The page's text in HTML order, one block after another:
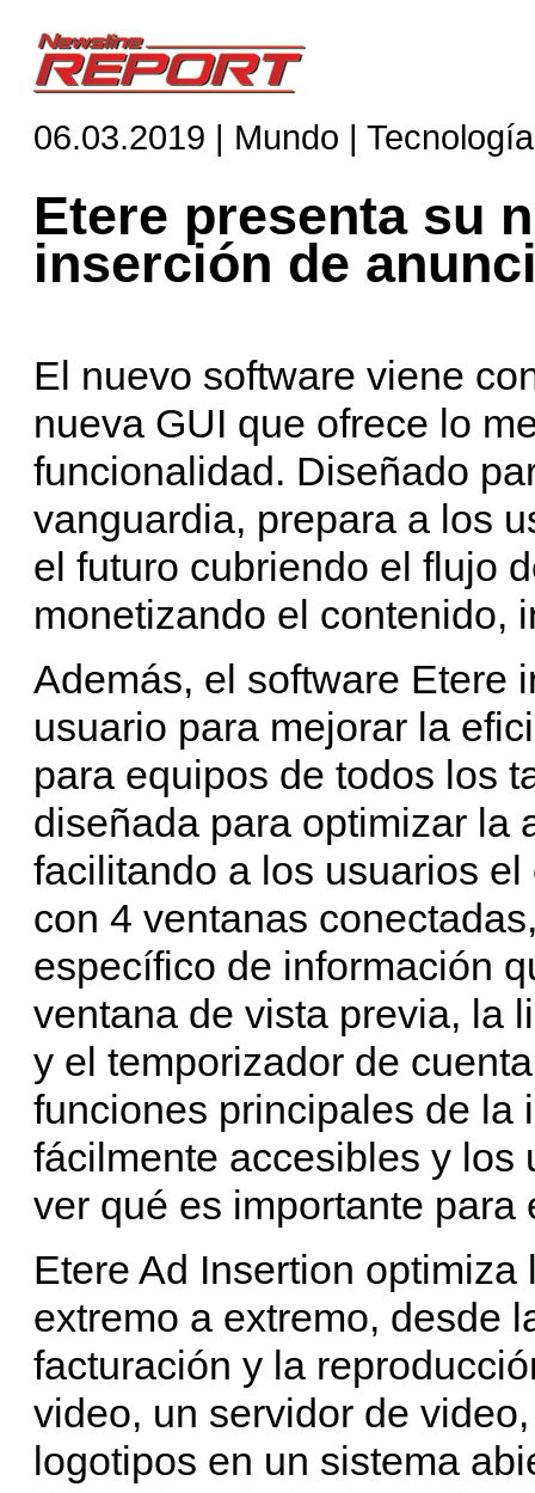
06.03.2019 | Mundo | Tecnología
Etere presenta su
inserción de
El nuevo software viene
nueva GUI que ofrece lo
funcionalidad. Diseñado
vanguardia, prepara a los
el futuro cubriendo el flujo
monetizando el contenido,
Además, el software Etere
usuario para mejorar la
para equipos de todos los
diseñada para optimizar la
facilitando a los usuarios
con 4 ventanas
específico de información
ventana de vista previa, la
y el temporizador de
funciones principales de la
fácilmente accesibles y los
ver qué es importante
Etere Ad Insertion
extremo a extremo, desde
facturación y la
video, un servidor de
logotipos en un sistema